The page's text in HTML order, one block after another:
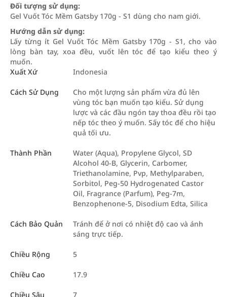
Đối tượng sử dụng:
Gel Vuốt Tóc Mềm Gatsby 170g - S1 dùng cho nam giới.
Hướng dẫn sử dụng:
Lấy từng ít Gel Vuốt Tóc Mềm Gatsby 170g - S1, cho vào
lòng bàn tay, xoa đều, vuốt lên tóc để tạo kiểu theo ý
muốn.
Xuất Xứ
Indonesia
Cách Sử Dụng
Cho một lượng sản phẩm vừa đủ lên
vùng tóc bạn muốn tạo kiểu. Sử dụng
lược và các đầu ngón tay thoa đều rồi tạo
nếp tóc theo ý muốn. Sấy tóc để cho hiệu
quả tối ưu.
Thành Phần
Water (Aqua), Propylene Glycol, SD
Alcohol 40-B, Glycerin, Carbomer,
Triethanolamine, Pvp, Methylparaben,
Sorbitol, Peg-50 Hydrogenated Castor
Oil, Fragrance (Parfum), Peg-7m,
Benzophenone-5, Disodium Edta, Silica
Cách Bảo Quản
Tránh để ở nơi có nhiệt độ cao và ánh
sáng trực tiếp.
Chiều Rộng 5
Chiều Cao 17.9
Chiều Sâu 7